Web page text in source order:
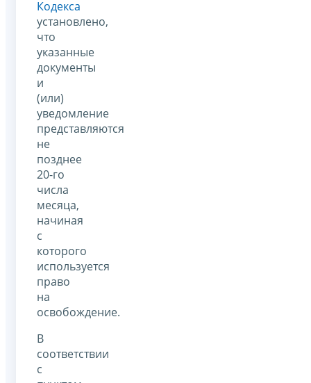
Кодекса
установлено,
что
указанные
документы
и
(или)
уведомление
представляются
не
позднее
20-го
числа
месяца,
начиная
с
которого
используется
право
на
освобождение.
В
соответствии
с